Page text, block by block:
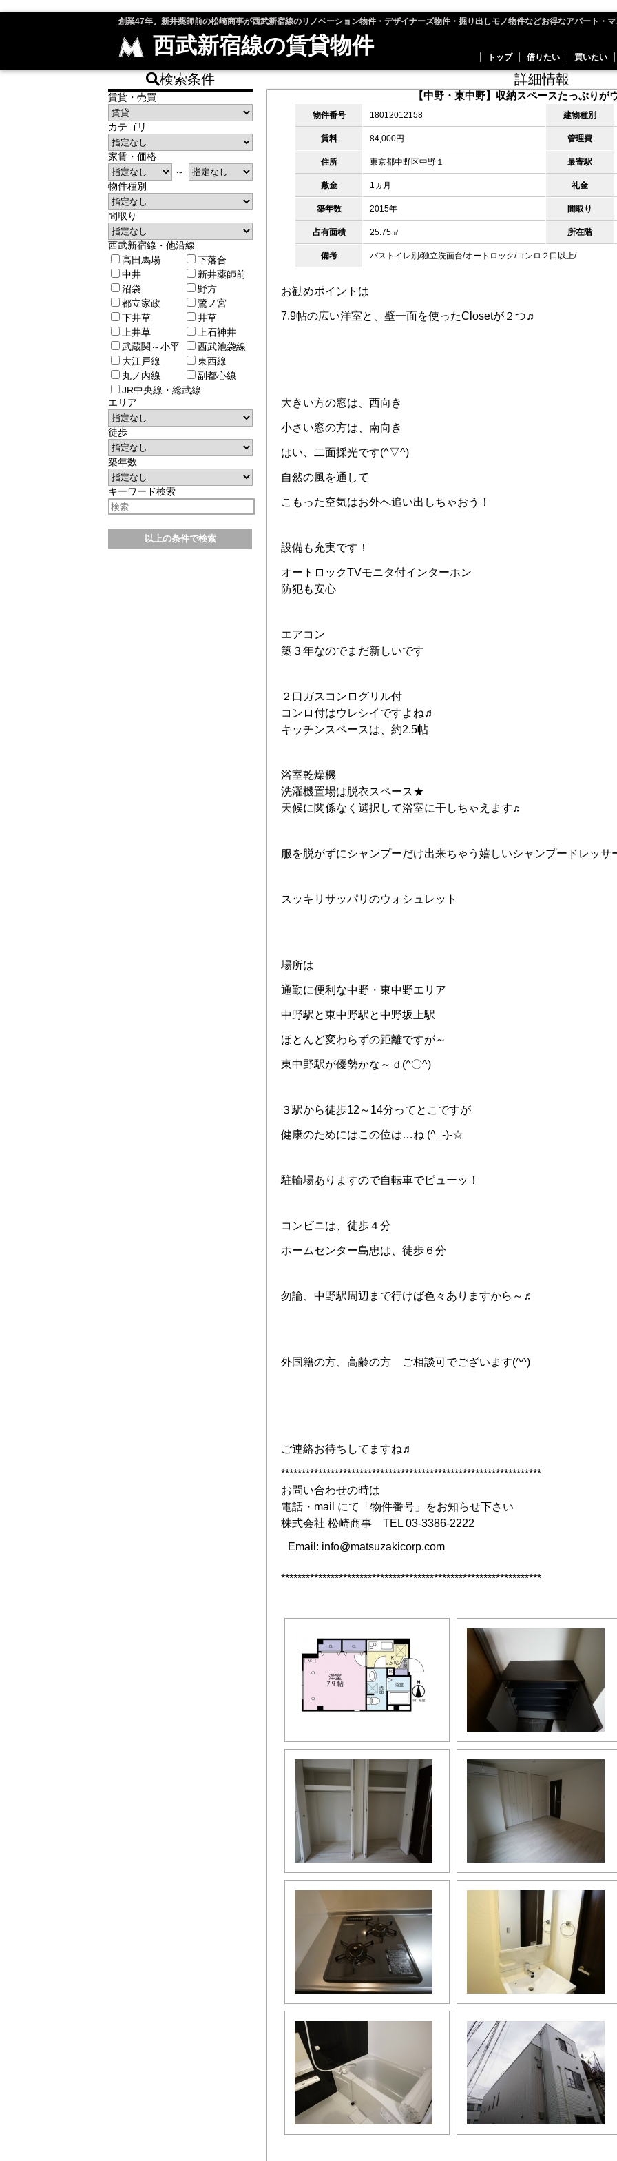
創業47年。新井薬師前の松崎商事が西武新宿線のリノベーション物件・デザイナーズ物件・掘り出しモノ物件などお得なアパート・
西武新宿線の賃貸物件 トップ 借りたい 買いたい
詳細情報
【中野・東中野】収納スペースたっぷり
物件番号 18012012158 建物種別
賃料 84,000円 管理費
住所 東京都中野区中野１ 最寄駅
敷金 1ヵ月 礼金
築年数 2015年 間取り
占有面積 25.75㎡ 所在階
備考 バストイレ別/独立洗面台/オートロック/コンロ２口以上/
お勧めポイントは
7.9帖の広い洋室と、 壁一面を使ったClosetが２つ♬
大きい方の窓は、西向き
小さい窓の方は、南向き
はい、二面採光です(^▽^)
自然の風を通して
こもった空気はお外へ追い出しちゃおう！
設備も充実です！
オートロックTVモニタ付インターホン
防犯も安心
エアコン
築３年なのでまだ新しいです
２口ガスコンログリル付
コンロ付はウレシイですよね♬
キッチンスペースは、約2.5帖
浴室乾燥機
洗濯機置場は脱衣スペース★
天候に関係なく選択して浴室に干しちゃえます♬
服を脱がずにシャンプーだけ出来ちゃう嬉しいシャンプードレッサ
スッキリサッパリのウォシュレット
場所は
通勤に便利な中野・東中野エリア
中野駅と東中野駅と中野坂上駅
ほとんど変わらずの距離ですが～
東中野駅が優勢かな～ｄ(^〇^)
３駅から徒歩12～14分ってとこですが
健康のためにはこの位は…ね (^_-)-☆
駐輪場ありますので自転車でピューッ！
コンビニは、徒歩４分
ホームセンター島忠は、徒歩６分
勿論、中野駅周辺まで行けば色々ありますから～♬
外国籍の方、高齢の方 ご相談可でございます(^^)
ご連絡お待ちしてますね♬
***************************************************************
お問い合わせの時は
電話・mail にて「物件番号」をお知らせ下さい
株式会社 松崎商事 TEL 03-3386-2222
Email: info@matsuzakicorp.com
***************************************************************
検索条件
賃貸・売買
カテゴリ
家賃・価格
～
物件種別
間取り
西武新宿線・他沿線
高田馬場
下落合
中井
新井薬師前
沼袋
野方
都立家政
鷺ノ宮
下井草
井草
上井草
上石神井
武蔵関～小平
西武池袋線
大江戸線
東西線
丸ノ内線
副都心線
JR中央線・総武線
エリア
徒歩
築年数
キーワード検索